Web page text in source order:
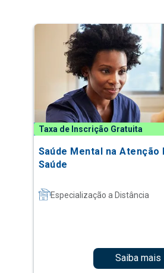
Taxa de Inscrição Gratuita
Saúde Mental na Atenção
Saúde
Especialização a Distância
Saiba mais